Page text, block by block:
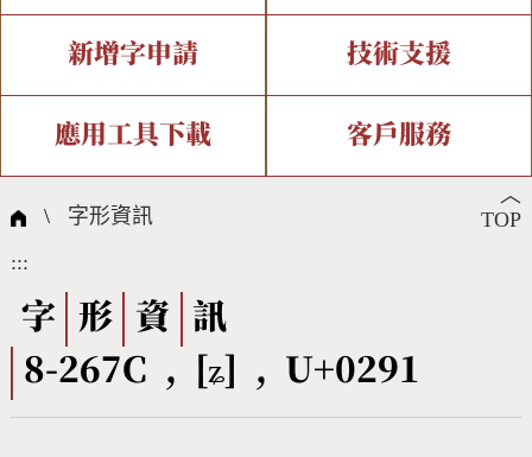
全字庫介紹 全字庫現況
中文碼介紹 專有名詞介紹
國際字碼相關組織
IDS查詢 部件查詢
複合查詢 注音查詢
筆畫查詢
筆順序查詢
CNS查詢 Unicode查詢
新增字申請
新字申請處理流程
技術支援
字形即時顯示 造字解決方案
全字庫授權 轉碼Web Service
應用工具下載
個人電腦造字處理工具
字形下載
客戶服務
問題集
熱門查詢統計
︿
TOP
\ 字形資訊
:::
字 形 資
訊
8-267C , [ʑ] , U+0291